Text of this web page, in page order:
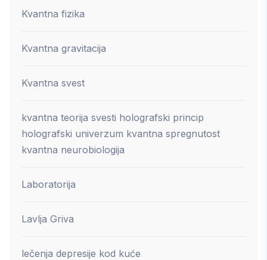
Kvantna fizika
Kvantna gravitacija
Kvantna svest
kvantna teorija svesti holografski princip
holografski univerzum kvantna spregnutost
kvantna neurobiologija
Laboratorija
Lavlja Griva
lečenja depresije kod kuće